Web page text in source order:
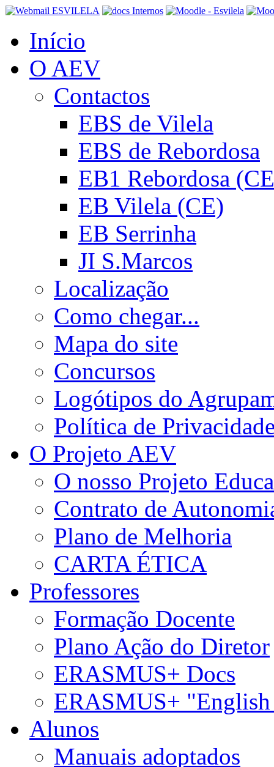
Início
O AEV
Contactos
EBS de Vilela
EBS de Rebordosa
EB1 Rebordosa
EB Vilela (CE)
EB Serrinha
JI S.Marcos
Localização
Como chegar...
Mapa do site
Concursos
Logótipos do
Política de
O Projeto AEV
O nosso Projeto
Contrato de
Plano de Melhoria
CARTA ÉTICA
Professores
Formação Docente
Plano Ação do Diretor
ERASMUS+ Docs
ERASMUS+
Alunos
Manuais adoptados